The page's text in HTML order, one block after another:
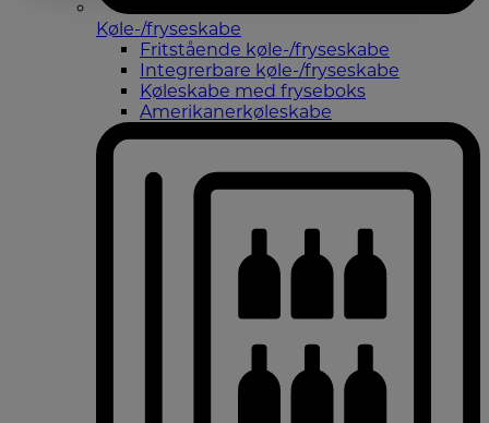
Køle-/fryseskabe
Fritstående køle-/fryseskabe
Integrerbare køle-/fryseskabe
Køleskabe med fryseboks
Amerikanerkøleskabe